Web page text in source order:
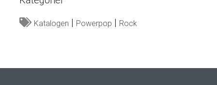
Katalogen Powerpop Rock